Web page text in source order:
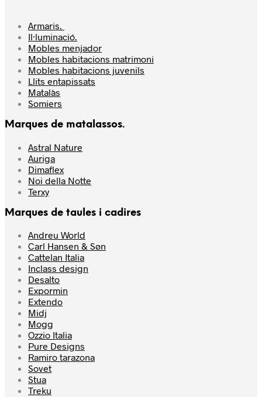
Armaris.
Il·luminació.
Mobles menjador
Mobles habitacions matrimoni
Mobles habitacions juvenils
Llits entapissats
Matalàs
Somiers
Marques de matalassos.
Astral Nature
Auriga
Dimaflex
Noi della Notte
Terxy
Marques de taules i cadires
Andreu World
Carl Hansen & Søn
Cattelan Italia
Inclass design
Desalto
Expormin
Extendo
Midj
Mogg
Ozzio Italia
Pure Designs
Ramiro tarazona
Sovet
Stua
Treku